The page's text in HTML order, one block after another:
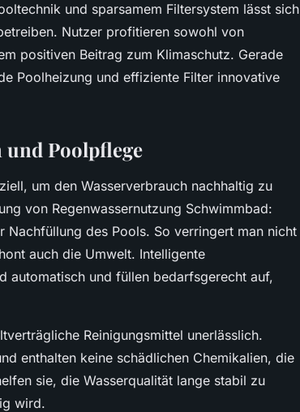
und sparsamem Filtersystem lässt sich
Nutzer profitieren sowohl von
positiven Beitrag zum Klimaschutz. Gerade
Poolheizung und effiziente Filter innovative
und Poolpflege
um den Wasserverbrauch nachhaltig zu
von Regenwassernutzung Schwimmbad:
Nachfüllung des Pools. So verringert man nicht
auch die Umwelt. Intelligente
automatisch und füllen bedarfsgerecht auf,
Reinigungsmittel unerlässlich.
enthalten keine schädlichen Chemikalien, die
sie, die Wasserqualität lange stabil zu
wird.